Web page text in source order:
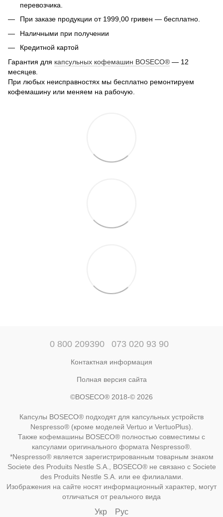
перевозчика.
При заказе продукции от 1999,00 гривен — бесплатно.
Наличными при получении
Кредитной картой
Гарантия для капсульных кофемашин BOSECO® — 12
месяцев.
При любых неисправностях мы бесплатно ремонтируем
кофемашину или меняем на рабочую.
0 800 209390 073 020 93 90
Контактная информация
Полная версия сайта
©BOSECO® 2018-© 2026
Капсулы BOSECO® подходят для капсульных устройств
Nespresso® (кроме моделей Vertuo и VertuoPlus).
Также кофемашины BOSECO® полностью совместимы с
капсулами оригинального формата Nespresso®.
*Nespresso® является зарегистрированным товарным знаком
Societe des Produits Nestle S.A., BOSECO® не связано с Societe
des Produits Nestle S.A. или ее филиалами.
Изображения на сайте носят информационный характер, могут
отличаться от реального вида
Укр Рус